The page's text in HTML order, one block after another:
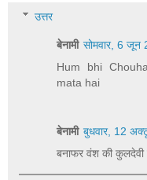
उत्तर
बेनामी सोमवार, 6
Hum bhi
mata hai
बेनामी बुधवार, 12
बनाफर वंश की कुलदेवी